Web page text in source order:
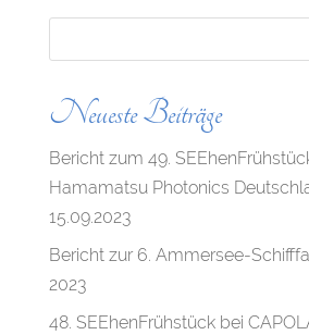
Neueste Beiträge
Bericht zum 49.
Hamamatsu Photonics
15.09.2023
Bericht zur 6. Ammersee-
2023
48. SEEhenFrühstück bei